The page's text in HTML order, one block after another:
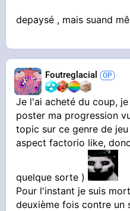
depaysé , mais suand
Foutreglacial
Je l'ai acheté du coup,
poster ma progression
topic sur ce genre de
aspect factorio like,
quelque sorte )
Pour l'instant je suis
deuxième fois contre un